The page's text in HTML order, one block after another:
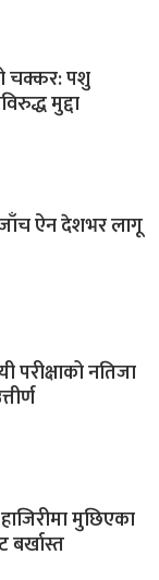
चक्कर: पशु
मुद्दा
ऐन देशभर लागू
परीक्षाको नतिजा
मुछिएका
बर्खास्त